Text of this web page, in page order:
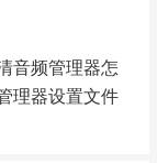
音频管理器怎
理器设置文件